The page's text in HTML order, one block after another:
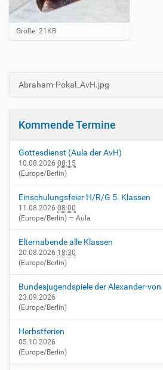
Z
e
v
o
G
ö
…
Größe: 21KB
N
i
g
a
t
i
o
n
Abraham-Pokal_AvH.jpg
Kommende Termine
Gottesdienst (Aula der AvH)
10.08.2026 08:15
(Europe/Berlin)
Einschulungsfeier H/R/G 5. Klassen
11.08.2026 08:00
(Europe/Berlin) — Aula
Elternabende alle Klassen
20.08.2026 18:30
(Europe/Berlin)
Bundesjugendspiele der Alexander-
23.09.2026
(Europe/Berlin)
Herbstferien
05.10.2026
(Europe/Berlin)